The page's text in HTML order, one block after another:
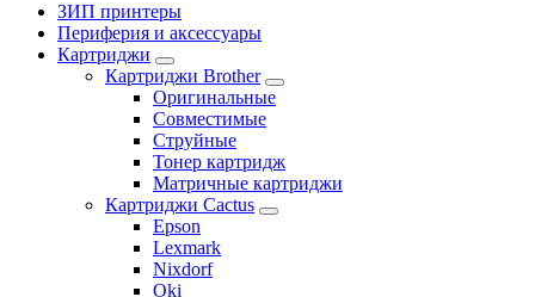
ЗИП принтеры
Периферия и аксессуары
Картриджи
Картриджи Brother
Оригинальные
Совместимые
Струйные
Тонер картридж
Матричные картриджи
Картриджи Cactus
Epson
Lexmark
Nixdorf
Oki